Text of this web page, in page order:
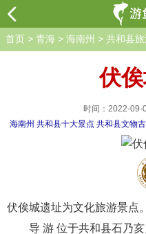
首页 > 青海 > 海南州 > 共和县
伏
时间：2022-09-
海南州 共和县十大景点 共和县文物
伏俟城遗址为文化旅游景点。
导 游 位于共和县石乃亥